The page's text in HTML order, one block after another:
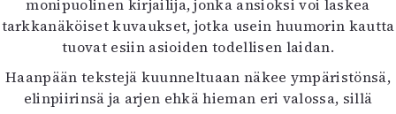
monipuolinen kirjailija, jonka ansioksi voi laskea
tarkkanäköiset kuvaukset, jotka usein huumorin kautta
tuovat esiin asioiden todellisen laidan.
Haanpään tekstejä kuunneltuaan näkee ympäristönsä,
elinpiirinsä ja arjen ehkä hieman eri valossa, sillä